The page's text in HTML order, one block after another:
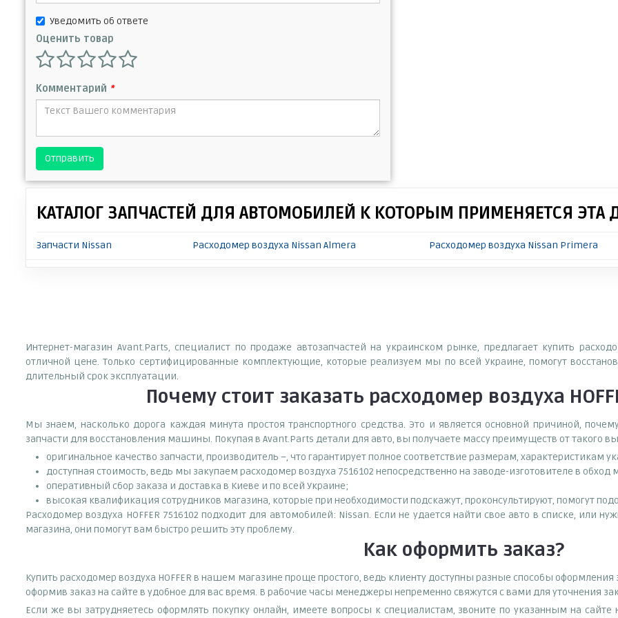
Уведомить об ответе
Оценить товар
Комментарий *
Отправить
КАТАЛОГ ЗАПЧАСТЕЙ ДЛЯ АВТОМОБИЛЕЙ К КОТОРЫМ ПРИМЕНЯЕТСЯ ЭТА
Запчасти Nissan Расходомер воздуха Nissan Almera Расходомер воздуха Nissan Primera
Интернет-магазин Avant.Parts, специалист по продаже автозапчастей на украинском рынке, предлагает купить
отличной цене. Только сертифицированные комплектующие, которые реализуем мы по всей Украине, помогут
длительный срок эксплуатации.
Почему стоит заказать расходомер воздуха
Мы знаем, насколько дорога каждая минута простоя транспортного средства. Это и является основной причиной,
запчасти для восстановления машины. Покупая в Avant.Parts детали для авто, вы получаете массу преимуществ от такого
оригинальное качество запчасти, производитель –, что гарантирует полное соответствие размерам, характеристикам
доступная стоимость, ведь мы закупаем расходомер воздуха 7516102 непосредственно на заводе-изготовителе в
оперативный сбор заказа и доставка в Киеве и по всей Украине;
высокая квалификация сотрудников магазина, которые при необходимости подскажут, проконсультируют, помогут
Расходомер воздуха HOFFER 7516102 подходит для автомобилей: Nissan. Если не удается найти свое авто в списке, или
магазина, они помогут вам быстро решить эту проблему.
Как оформить заказ?
Купить расходомер воздуха HOFFER в нашем магазине проще простого, ведь клиенту доступны разные способы
оформив заказ на сайте в удобное для вас время. В рабочие часы менеджеры непременно свяжутся с вами для уточнения
Если же вы затрудняетесь оформлять покупку онлайн, имеете вопросы к специалистам, звоните по указанным на